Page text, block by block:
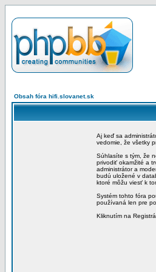
Obsah fóra hifi.slovanet.sk
Aj keď sa
vedomie, že všetky
Súhlasíte s tým, že
privodiť okamžité a
administrátor a
budú uložené v
ktoré môžu viesť k
Systém tohto fóra
používaná len pre
Kliknutím na